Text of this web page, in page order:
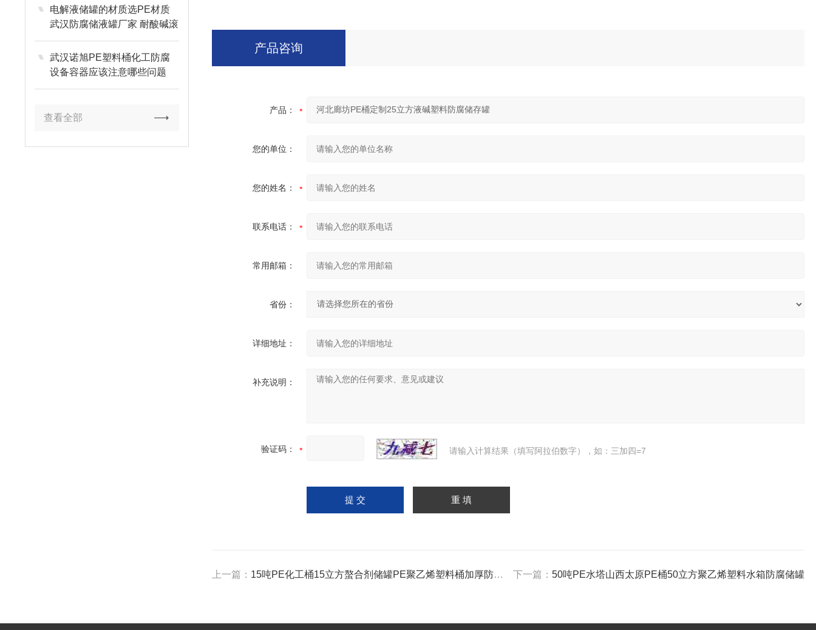
电解液储罐的材质选PE材质
武汉防腐储液罐厂家 耐酸碱滚
塑一次成型工艺
武汉诺旭PE塑料桶化工防腐
设备容器应该注意哪些问题
查看全部
产品咨询
产品：
您的单位：
您的姓名：
联系电话：
常用邮箱：
省份：
详细地址：
补充说明：
验证码： 请输入计算结果（填写阿拉伯数字），如：三加四=7
上一篇： 15吨PE化工桶15立方螯合剂储罐PE聚乙烯塑料桶加厚防腐罐 下一篇： 50吨PE水塔山西太原PE桶50立方聚乙烯塑料水箱防腐储罐